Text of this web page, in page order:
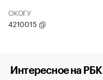
ОКОГУ
4210015
Интересное на РБК